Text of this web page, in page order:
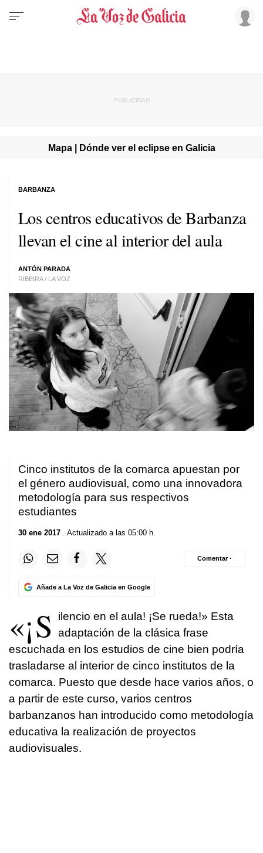
Mapa | Dónde ver el eclipse en Galicia
Los centros educativos de Barbanza
llevan el cine al interior del aula
ANTÓN PARADA
RIBEIRA / LA VOZ
BARBANZA
Cinco institutos de la comarca apuestan por
el género audiovisual, como una innovadora
metodología para sus respectivos
estudiantes
30 ene 2017 . Actualizado a las 05:00 h.
Añade a La Voz de Galicia en Google
Comentar ·
«¡S
ilencio en el aula! ¡Se rueda!» Esta
adaptación de la clásica frase
escuchada en los estudios de cine bien podría
trasladarse al interior de cinco institutos de la
comarca. Puesto que desde hace varios años, o
a partir de este curso, varios centros
barbanzanos han introducido como metodología
educativa la realización de proyectos
audiovisuales.